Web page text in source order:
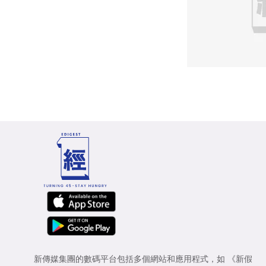
新傳媒集團的數碼平台包括多個網站和應用程式，如 《新假